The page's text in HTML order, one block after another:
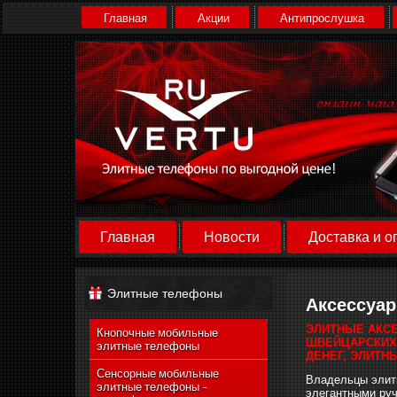
Главная Акции Антипрослушка
Главная Новости Доставка и
Элитные телефоны
Кнопочные мобильные
элитные телефоны
Сенсорные мобильные
элитные телефоны -
ЭЛИТНЫЕ
ДЕНЕГ,
Владельцы
элегантными